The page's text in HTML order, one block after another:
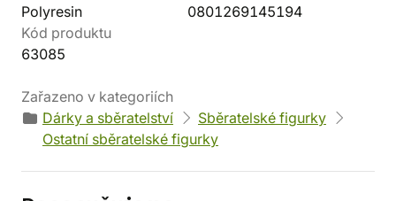
Polyresin
0801269145194
Kód produktu
63085
Zařazeno v kategoriích
Dárky a sběratelství
Sběratelské figurky
Ostatní sběratelské figurky